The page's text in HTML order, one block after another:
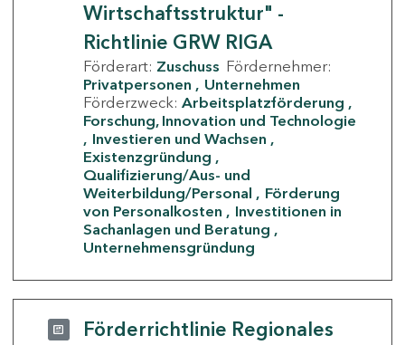
Wirtschaftsstruktur" -
Richtlinie GRW RIGA
Förderart: Zuschuss Fördernehmer:
Privatpersonen
Unternehmen
Förderzweck: Arbeitsplatzförderung
Forschung, Innovation und Technologie
Investieren und Wachsen
Existenzgründung
Qualifizierung/Aus- und
Weiterbildung/Personal
Förderung
von Personalkosten
Investitionen in
Sachanlagen und Beratung
Unternehmensgründung
Förderrichtlinie Regionales